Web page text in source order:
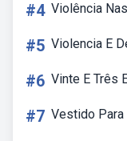
#4 Violência
#5 Violencia E
#6 Vinte E Três
#7 Vestido Para